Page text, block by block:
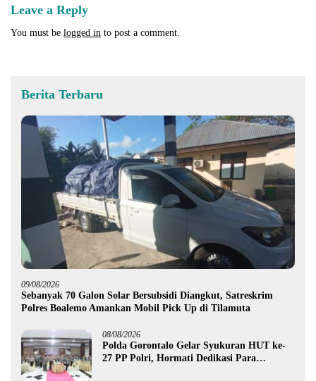
Leave a Reply
You must be logged in to post a comment.
Berita Terbaru
09/08/2026
Sebanyak 70 Galon Solar Bersubsidi Diangkut, Satreskrim
Polres Boalemo Amankan Mobil Pick Up di Tilamuta
08/08/2026
Polda Gorontalo Gelar Syukuran HUT ke-
27 PP Polri, Hormati Dedikasi Para